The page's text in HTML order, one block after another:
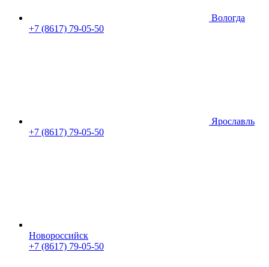
Вологда
+7 (8617) 79-05-50
Ярославль
+7 (8617) 79-05-50
Новороссийск
+7 (8617) 79-05-50